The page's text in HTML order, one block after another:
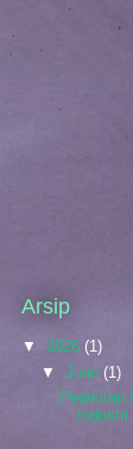
Arsip
▼ 2026 (1)
▼ June (1)
Perakitan
Industri